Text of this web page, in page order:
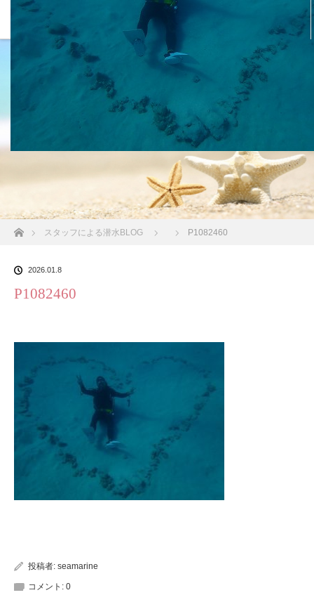
沖縄の海 BLOG
ホームスタッフによる潜水BLOG P1082460
2026.01.8
P1082460
投稿者: seamarine
コメント: 0